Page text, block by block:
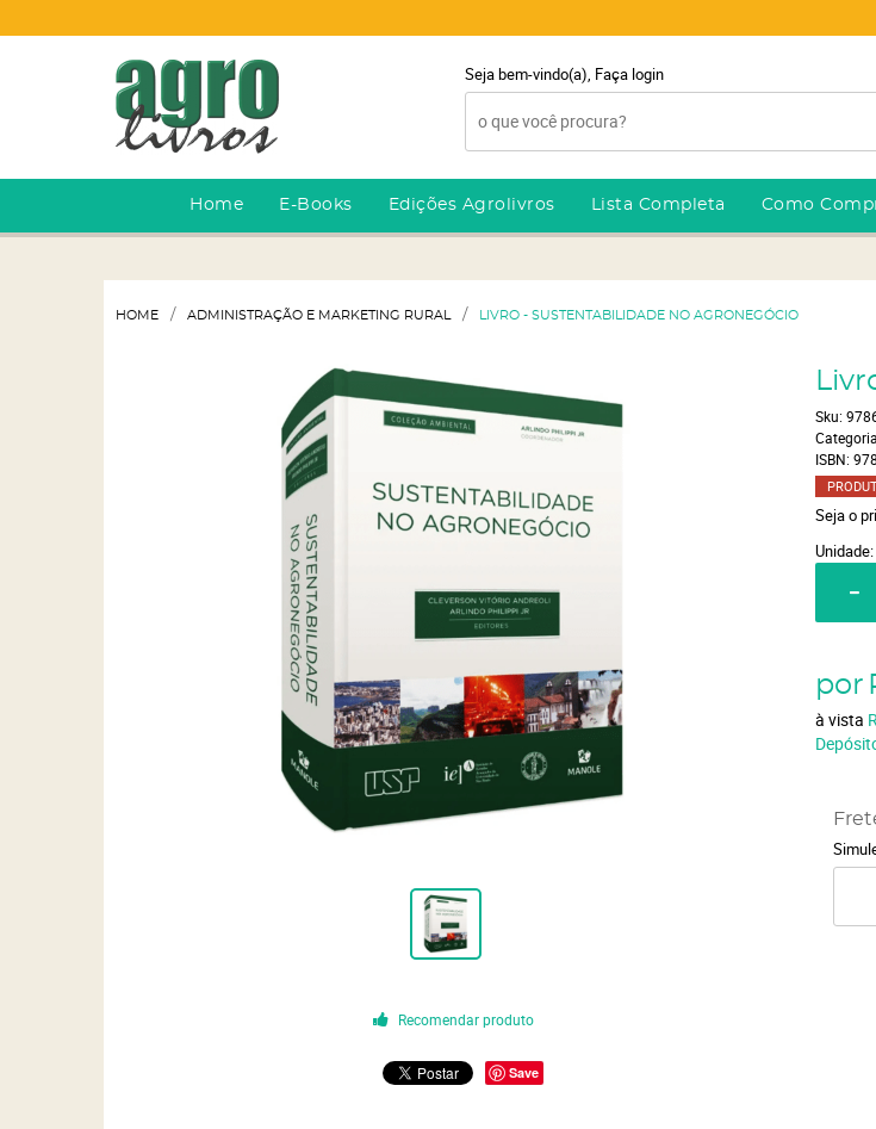
Seja bem-vindo(a), Faça login
Home E-Books Edições Agrolivros Lista Completa Como
HOME ADMINISTRAÇÃO E MARKETING RURAL LIVRO - SUSTENTABILIDADE NO AGRONEGÓCIO
Recomendar produto
Save
Sku:
ISBN:
Seja o
por
à vista